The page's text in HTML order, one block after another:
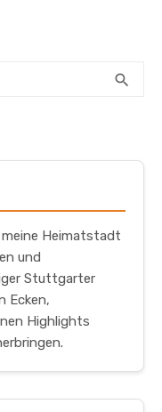
search
meine Heimatstadt
und
Stuttgarter
Ecken,
Highlights